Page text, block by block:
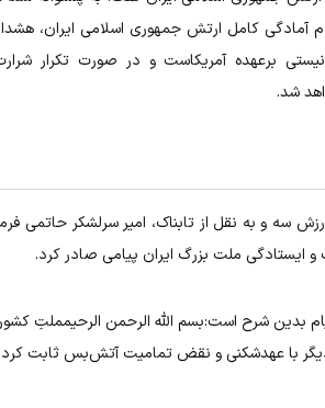
آمادگی کامل ارتش جمهوری اسلامی ایران،
برعهده آمریکاست و در صورت تکرار
شد.
سه و به نقل از تابناک، امیر سرلشکر
و ایستادگی ملت بزرگ ایران پیامی صادر کرد.
بدین شرح است:بسم الله الرحمن الرحیمملتِ
با عهدشکنی و نقض تمامیت آتش‌بس ثابت
کن!